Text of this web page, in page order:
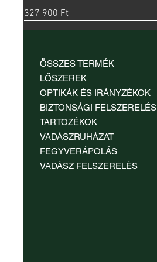
Ár
327 900 Ft
ÖSSZES TERMÉK
LŐSZEREK
OPTIKÁK ÉS IRÁNYZÉKOK
BIZTONSÁGI FELSZERELÉS
TARTOZÉKOK
VADÁSZRUHÁZAT
FEGYVERÁPOLÁS
VADÁSZ FELSZERELÉS